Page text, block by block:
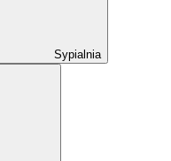
Sypialnia